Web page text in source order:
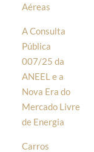
Aéreas
A Consulta
Pública
007/25 da
ANEEL e a
Nova Era do
Mercado Livre
de Energia
Carros